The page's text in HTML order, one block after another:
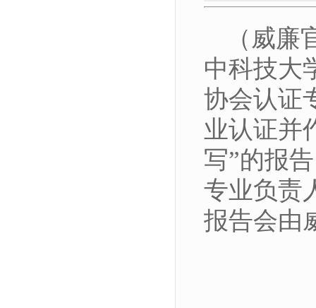
（威
中科技大
协会认证
业认证并
写”的报
专业负责
报告会由